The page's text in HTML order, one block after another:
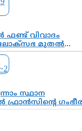
ഫണ്ട് വിവാദം
മുതൽ
140
കേന്ദ്രത്തിനും
കേരള
അതൃപ്തി
സ്ഥാന
ഫ്രാൻസിന്റെ
ഗോൾവേട്ടയിൽ
എംബാപ്പെ